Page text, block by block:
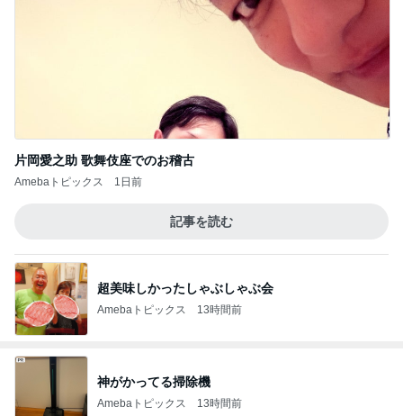
片岡愛之助 歌舞伎座でのお稽古
Amebaトピックス 1日前
記事を読む
超美味しかったしゃぶしゃぶ会
Amebaトピックス 13時間前
神がかってる掃除機
Amebaトピックス 13時間前